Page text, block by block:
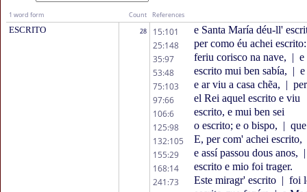
1 word form Count References
ESCRITO 28 15:101
e Santa María déu-ll'
25:148
per como éu achei escrito:
35:97
feriu corisco na nave, | e
53:48
escrito mui ben sabía, |
75:103
e ar viu a casa chẽa, |
97:66
el Rei aquel escrito e viu
106:6
escrito, e mui ben sei
125:98
o escrito; e o bispo, |
132:105
E, per com' achei escrito,
155:29
e assí passou dous anos, |
168:14
escrito e mio foi trager.
241:73
Este miragr' escrito | foi